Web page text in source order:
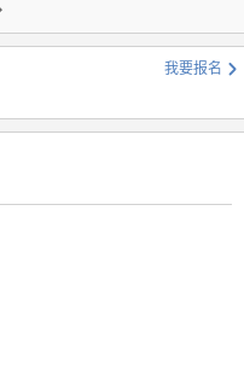
打电话
打电话
我要报名